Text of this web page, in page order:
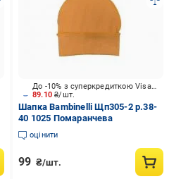
89.10₴/шт.
До -10% з суперкредиткою Visa Вигода
Шапка Bambinelli Щп305-2 р.38-
40 1025 Помаранчева
оцінити
99 ₴/шт.